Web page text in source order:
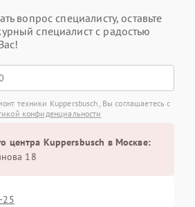
вопрос специалисту, оставьте
специалист с радостью
техники Kuppersbusch, Вы соглашаетесь с
конфиденциальности
центра Kuppersbusch в Москве:
18
25